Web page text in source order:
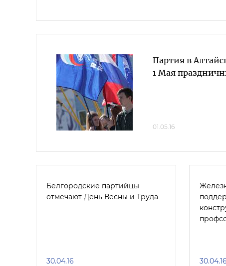
Партия в
1 Мая
01.05.16
Белгородские партийцы
отмечают День Весны и Труда
30.04.16 30.04.16